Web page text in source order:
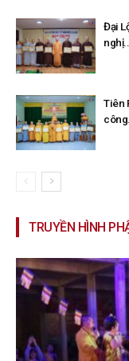
Đại
Tiên
TRUYỀN HÌNH